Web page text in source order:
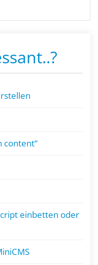
content“
einbetten oder